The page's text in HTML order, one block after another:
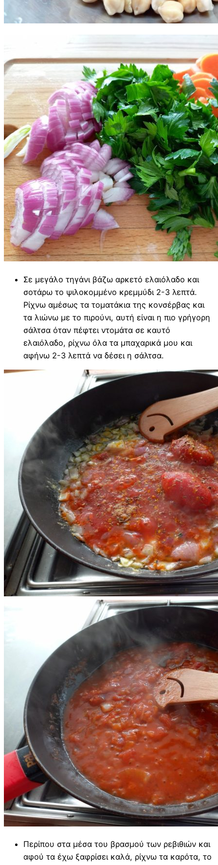
Σε μεγάλο τηγάνι βάζω αρκετό ελαιόλαδο και
σοτάρω το ψιλοκομμένο κρεμμύδι 2-3 λεπτά.
Ρίχνω αμέσως τα τοματάκια της κονσέρβας και
τα λιώνω με το πιρούνι, αυτή είναι η πιο γρήγορη
σάλτσα όταν πέφτει ντομάτα σε καυτό
ελαιόλαδο, ρίχνω όλα τα μπαχαρικά μου και
αφήνω 2-3 λεπτά να δέσει η σάλτσα.
Περίπου στα μέσα του βρασμού των ρεβιθιών και
αφού τα έχω ξαφρίσει καλά, ρίχνω τα καρότα, το